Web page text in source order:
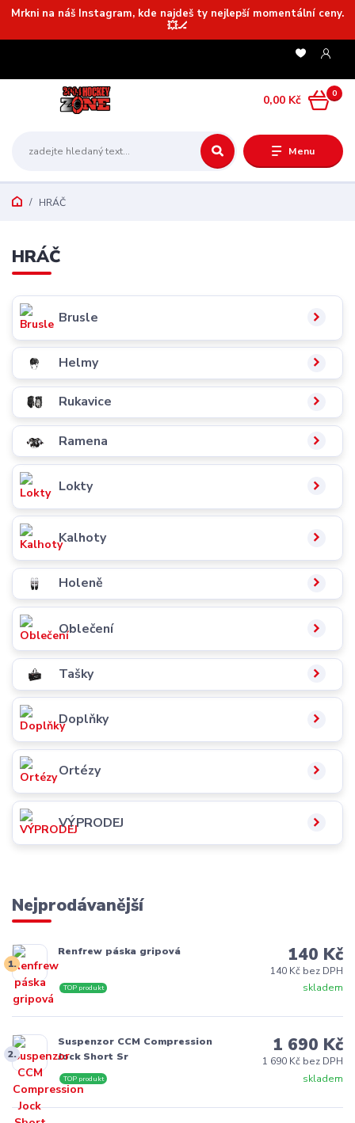
Mrkni na náš Instagram, kde najdeš ty nejlepší momentální ceny.
💥🏒
Menu
0
0,00 Kč
HRÁČ
HRÁČ
Brusle
Helmy
Rukavice
Ramena
Lokty
Kalhoty
Holeně
Oblečení
Tašky
Doplňky
Ortézy
VÝPRODEJ
Nejprodávanější
1.
Renfrew páska gripová
skladem
TOP produkt
140 Kč
140 Kč bez DPH
2.
Suspenzor CCM Compression
Jock Short Sr
skladem
TOP produkt
1 690 Kč
1 690 Kč bez DPH